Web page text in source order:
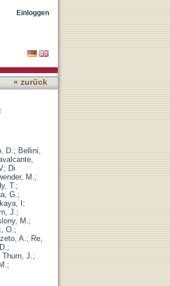
Einloggen
« zurück
D.; Bellini,
; Di
M.;
T.;
G.;
I ;
J.;
M.;
O.;
A.; Re,
;
Thurn, J.;
;